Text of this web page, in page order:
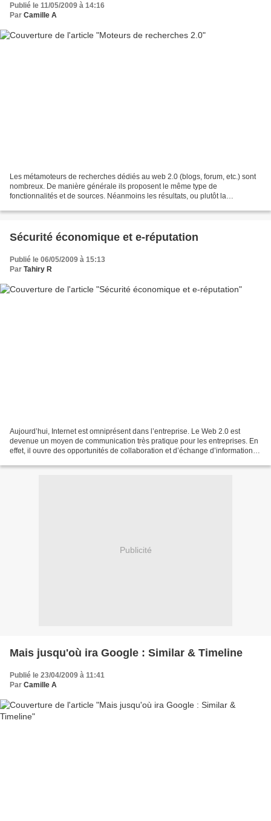
Publié le 11/05/2009 à 14:16
Par Camille A
Les métamoteurs de recherches dédiés au web 2.0 (blogs, forum, etc.) sont
nombreux. De manière générale ils proposent le même type de
fonctionnalités et de sources. Néanmoins les résultats, ou plutôt la
Sécurité économique et e-réputation
Publié le 06/05/2009 à 15:13
Par Tahiry R
Aujourd’hui, Internet est omniprésent dans l’entreprise. Le Web 2.0 est
devenue un moyen de communication très pratique pour les entreprises. En
effet, il ouvre des opportunités de collaboration et d’échange d’informations
Publicité
Mais jusqu'où ira Google : Similar & Timeline
Publié le 23/04/2009 à 11:41
Par Camille A